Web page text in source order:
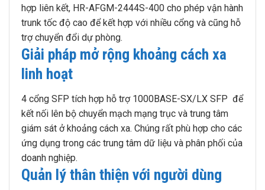
hợp liên kết, HR-AFGM-2444S-400 cho phép vận hành
trunk tốc độ cao để kết hợp với nhiều cổng và cũng hỗ
trợ chuyển đổi dự phòng.
Giải pháp mở rộng khoảng cách xa
linh hoạt
4 cổng SFP tích hợp hỗ trợ 1000BASE-SX/LX SFP để
kết nối lên bộ chuyển mạch mạng trục và trung tâm
giám sát ở khoảng cách xa. Chúng rất phù hợp cho các
ứng dụng trong các trung tâm dữ liệu và phân phối của
doanh nghiệp.
Quản lý thân thiện với người dùng